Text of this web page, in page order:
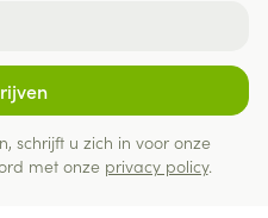
schrijft u zich in voor onze
met onze privacy policy.